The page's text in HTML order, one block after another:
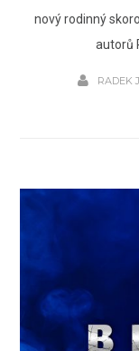
nový rodinný
autorů
RADEK